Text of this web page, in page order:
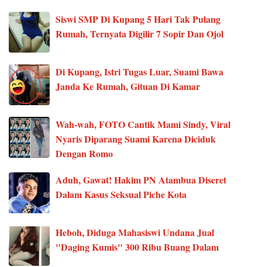
Siswi SMP Di Kupang 5 Hari Tak Pulang
Rumah, Ternyata Digilir 7 Sopir Dan Ojol
Di Kupang, Istri Tugas Luar, Suami Bawa
Janda Ke Rumah, Gituan Di Kamar
Wah-wah, FOTO Cantik Mami Sindy, Viral
Nyaris Diparang Suami Karena Diciduk
Dengan Romo
Aduh, Gawat! Hakim PN Atambua Diseret
Dalam Kasus Seksual Piche Kota
Heboh, Diduga Mahasiswi Undana Jual
"Daging Kumis" 300 Ribu Buang Dalam